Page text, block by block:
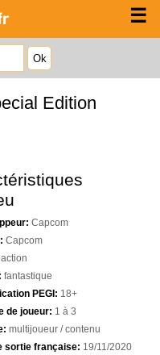
☰
Edition
Capcom
Capcom
action
fantastique
PEGI: 18+
de joueur: 1 à 3
multijoueur / contenu
sortie française: 19/11/2020